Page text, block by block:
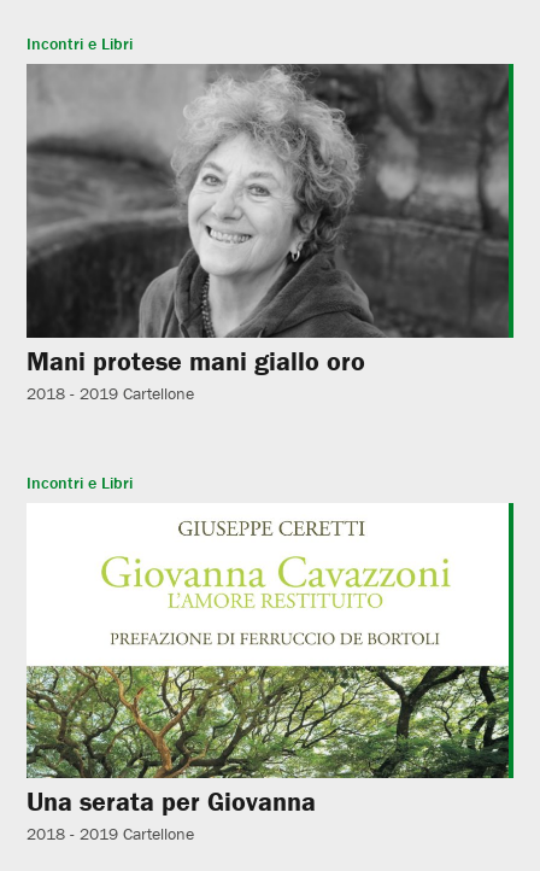
Incontri e Libri
Mani protese mani giallo oro
2018 - 2019 Cartellone
Incontri e Libri
Una serata per Giovanna
2018 - 2019 Cartellone